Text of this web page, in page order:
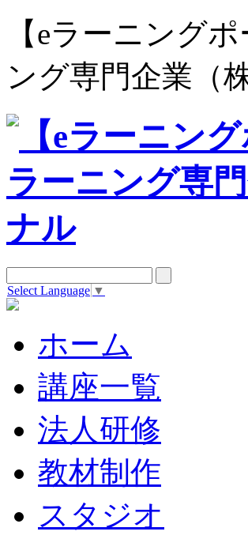
【eラーニング
ング専門企業（
Select Language ▼
ホーム
講座一覧
法人研修
教材制作
スタジオ